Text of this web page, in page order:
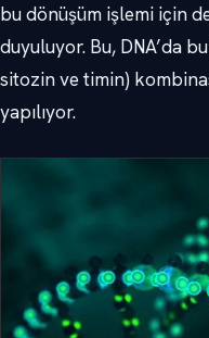
bu dönüşüm işlemi için
duyuluyor. Bu, DNA’da
sitozin ve timin)
yapılıyor.